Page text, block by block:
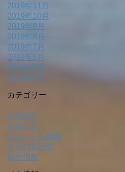
2019年11月
2019年10月
2019年9月
2019年8月
2019年7月
2019年6月
2019年5月
2019年4月
カテゴリー
お店紹介
お知らせ
まんべくん情報
今日の長万部
観光情報